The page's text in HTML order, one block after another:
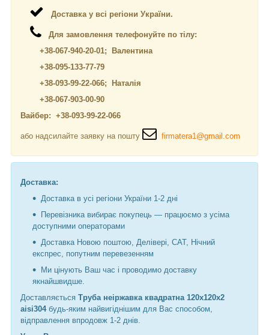
Доставка у всі регіони України.
Для замовлення телефонуйте по тілу:
+38-067-940-20-01; Валентина
+38-095-133-77-79
+38-093-99-22-066; Наталія
+38-067-903-00-90
Вайбер: +38-093-99-22-066
або надсилайте заявку на пошту firmatera1@gmail.com
Доставка:
Доставка в усі регіони України 1-2 дні
Перевізника вибирає покупець — працюємо з усіма
доступними операторами
Доставка Новою поштою, Делівері, САТ, Нічний
експрес, попутним перевезенням
Ми цінують Ваш час і проводимо доставку
якнайшвидше.
Доставляється Труба неіржавка квадратна 120х120х2
aisi304будь-яким найвигіднішим для Вас способом,
відправлення впродовж 1-2 днів.